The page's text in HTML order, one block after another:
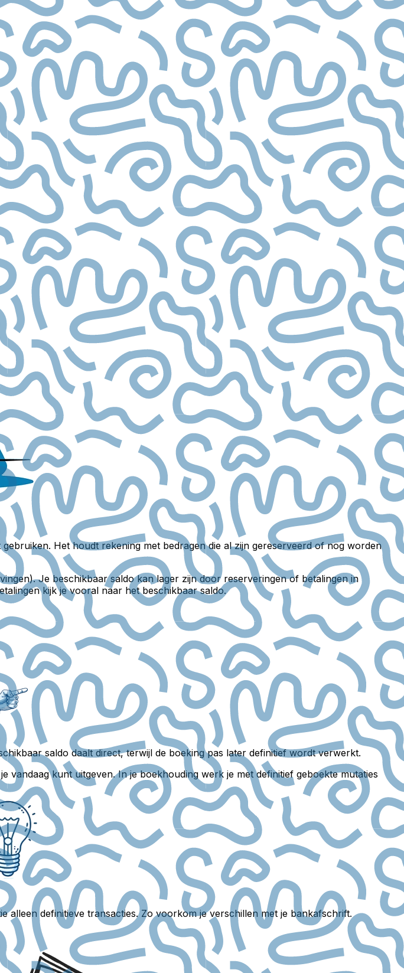
Het houdt rekening met bedragen die al zijn gereserveerd of nog worden
Je beschikbaar saldo kan lager zijn door reserveringen of betalingen in
kijk je vooral naar het beschikbaar saldo.
saldo daalt direct, terwijl de boeking pas later definitief wordt verwerkt.
kunt uitgeven. In je boekhouding werk je met definitief geboekte mutaties
alleen definitieve transacties. Zo voorkom je verschillen met je bankafschrift.